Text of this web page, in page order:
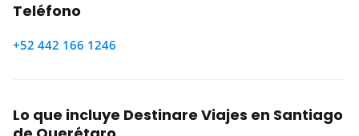
Teléfono
+52 442 166 1246
Lo que incluye Destinare Viajes en Santiago